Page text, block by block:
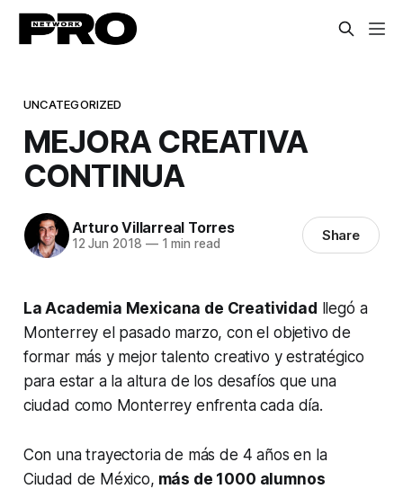
UNCATEGORIZED
MEJORA CREATIVA
CONTINUA
Arturo Villarreal Torres
12 Jun 2018 —1 min read Share
La Academia Mexicana de Creatividad llegó a
Monterrey el pasado marzo, con el objetivo de
formar más y mejor talento creativo y estratégico
para estar a la altura de los desafíos que una
ciudad como Monterrey enfrenta cada día.
Con una trayectoria de más de 4 años en la
Ciudad de México, más de 1000 alumnos